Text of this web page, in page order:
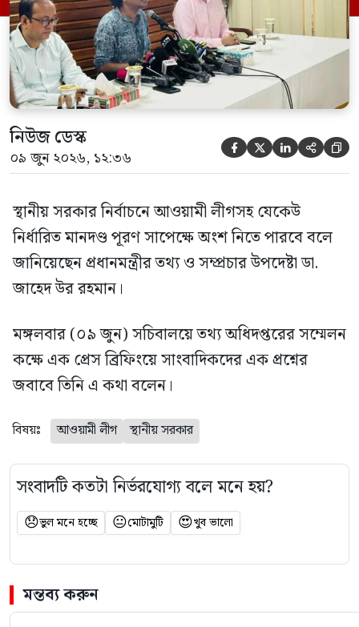
নিউজ ডেস্ক
০৯ জুন ২০২৬, ১২:৩৬     
স্থানীয় সরকার নির্বাচনে আওয়ামী লীগসহ যেকেউ
নির্ধারিত মানদণ্ড পূরণ সাপেক্ষে অংশ নিতে পারবে বলে
জানিয়েছেন প্রধানমন্ত্রীর তথ্য ও সম্প্রচার উপদেষ্টা ডা.
জাহেদ উর রহমান।
মঙ্গলবার (০৯ জুন) সচিবালয়ে তথ্য অধিদপ্তরের সম্মেলন
কক্ষে এক প্রেস ব্রিফিংয়ে সাংবাদিকদের এক প্রশ্নের
জবাবে তিনি এ কথা বলেন।
বিষয়ঃ আওয়ামী লীগ স্থানীয় সরকার
সংবাদটি কতটা নির্ভরযোগ্য বলে মনে হয়?
😞ভুল মনে হচ্ছে 😐মোটামুটি 😍খুব ভালো
মন্তব্য করুন